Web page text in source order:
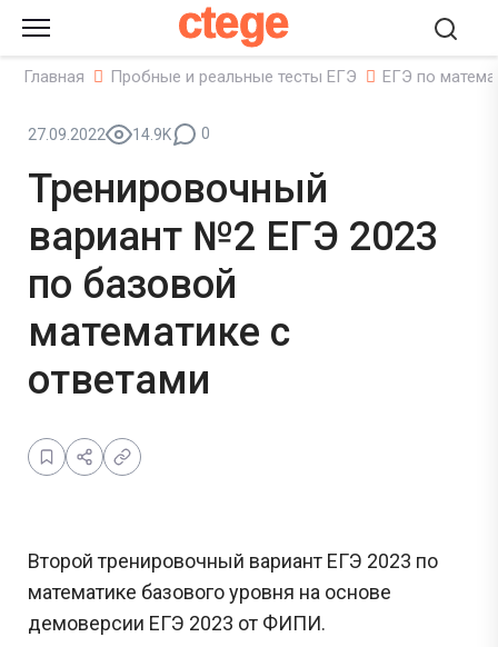
ctege
Главная Пробные и реальные тесты ЕГЭ ЕГЭ по
27.09.2022 14.9K 0
Тренировочный
вариант №2 ЕГЭ 2023
по базовой
математике с
ответами
Второй тренировочный вариант ЕГЭ 2023 по
математике базового уровня на основе
демоверсии ЕГЭ 2023 от ФИПИ.